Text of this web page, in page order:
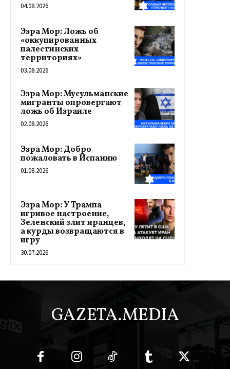
04.08.2026
Эзра Мор: Ложь об
«оккупированных
палестинских
территориях»
03.08.2026
Эзра Мор: Мусульманские
мигранты опровергают
ложь об Израиле
02.08.2026
Эзра Мор: Добро
пожаловать в Испанию
01.08.2026
Эзра Мор: У Трампа
игривое настроение,
Зеленский злит иранцев,
а курды возвращаются в
игру
30.07.2026
GAZETA.MEDIA